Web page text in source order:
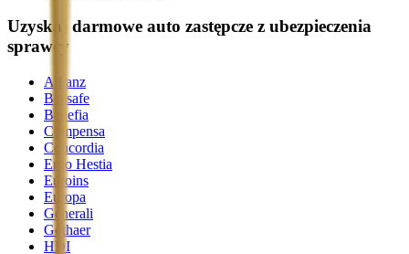
Uzyskaj darmowe auto zastępcze z ubezpieczenia
sprawcy
Allianz
Beesafe
Benefia
Compensa
Concordia
Ergo Hestia
Euroins
Europa
Generali
Gothaer
HDI